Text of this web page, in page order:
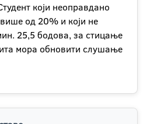
који неоправдано
од 20% и који не
25,5 бодова, за стицање
мора обновити слушање